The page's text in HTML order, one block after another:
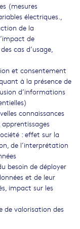
(mesures
électriques.,
de la
de
cas d’usage,
et consentement
à la présence de
d’informations
connaissances
: effet sur la
de l’interprétation
besoin de déployer
et de leur
impact sur les
de valorisation des